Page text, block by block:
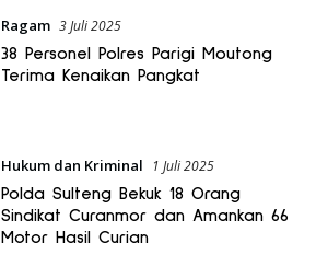
Ragam 3 Juli 2025
38 Personel Polres Parigi Moutong
Terima Kenaikan Pangkat
Hukum dan Kriminal 1 Juli 2025
Polda Sulteng Bekuk 18 Orang
Sindikat Curanmor dan Amankan 66
Motor Hasil Curian